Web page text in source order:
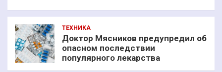
ТЕХНИКА
Доктор Мясников предупредил об
опасном последствии
популярного лекарства